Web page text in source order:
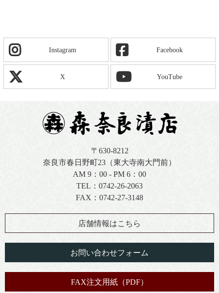
Instagram Facebook
X YouTube
〒630-8212
奈良市春日野町23（東大寺南大門前）
AM 9：00 - PM 6：00
TEL： 0742-26-2063
FAX：0742-27-3148
店舗情報はこちら
お問い合わせフォーム
FAX注文用紙（PDF）